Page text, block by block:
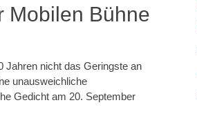
Mobilen Bühne
Jahren nicht das Geringste an
unausweichliche
Gedicht am 20. September